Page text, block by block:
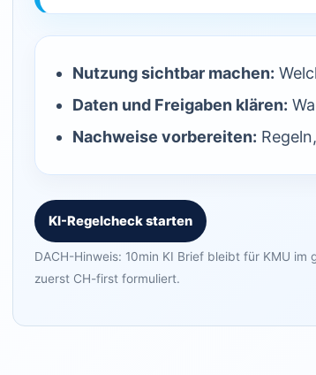
Nutzung sichtbar machen:
Daten und Freigaben klären:
Nachweise vorbereiten:
KI-Regelcheck starten
DACH-Hinweis: 10min KI Brief bleibt für KMU
zuerst CH-first formuliert.